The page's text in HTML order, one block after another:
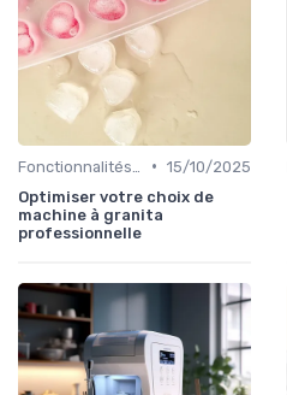
• 15/10/2025
Optimiser votre choix de
machine à granita
professionnelle